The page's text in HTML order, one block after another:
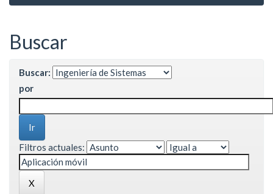
Buscar
Buscar:
por
Filtros actuales: